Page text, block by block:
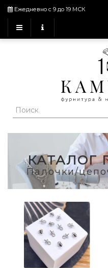
Ежедневно с 9 до 19 МСК
КАТАЛОГ
Палочки/